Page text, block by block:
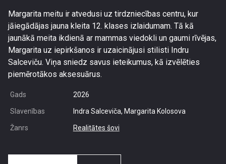
Margarita meitu ir atvedusi uz tirdzniecības centru, kur
jāiegādājas jauna kleita 12. klases izlaidumam. Tā kā
jaunākā meita ikdienā ar mammas viedokli un gaumi rīvējas,
Margarita uz iepirkšanos ir uzaicinājusi stilisti Indru
Salceviču. Viņa sniedz savus ieteikumus, kā izvēlēties
piemērotākos aksesuārus.
Gads 2026
Slavenības Indra Salceviča, Margarita Kolosova
Žanrs Realitātes šovi